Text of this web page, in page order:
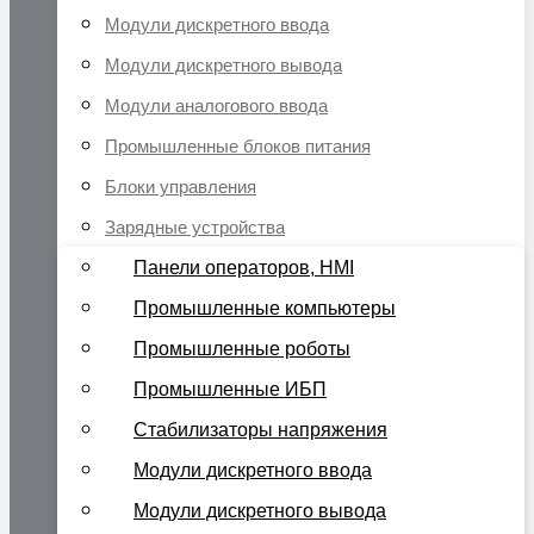
Модули дискретного ввода
Модули дискретного вывода
Модули аналогового ввода
Промышленные блоков питания
Блоки управления
Зарядные устройства
Панели операторов, HMI
Промышленные компьютеры
Промышленные роботы
Промышленные ИБП
Стабилизаторы напряжения
Модули дискретного ввода
Модули дискретного вывода